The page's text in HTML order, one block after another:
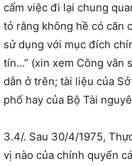
cấm việc đi lại chung
tỏ rằng không hề có căn
sử dụng với mục đích
tín…” (xin xem Công vân
dẫn ở trên; tài liệu của
phố hay của Bộ Tài
3.4/. Sau 30/4/1975,
vị nào của chính quyển